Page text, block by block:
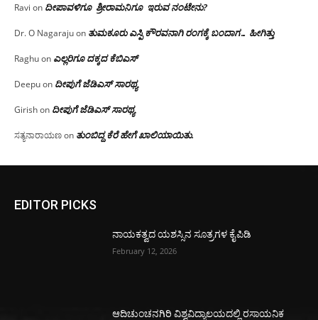
Ravi on ದೀಪಾವಳಿಗೂ ಶ್ರೀರಾಮನಿಗೂ ಇರುವ ನಂಟೇನು?
Dr. O Nagarajuon ತುಮಕೂರು ಎಸ್ಪಿ ಕೌರವನಾಗಿ ರಂಗಕ್ಕೆ ಬಂದಾಗ… ಹೀಗಿತ್ತು
Raghuon ಎಲ್ಲರಿಗೂ ದಕ್ಕದ ಕೆಬಿಎಸ್
Deepuon ದೀಪುಗೆ ಜೆಡಿಎಸ್ ಸಾರಥ್ಯ
Girishon ದೀಪುಗೆ ಜೆಡಿಎಸ್ ಸಾರಥ್ಯ
ಸತ್ಯನಾರಾಯಣon ತುಂಬಿದ್ದ ಕೆರೆ ಹೇಗೆ ಖಾಲಿಯಾಯಿತು.
EDITOR PICKS
ನಾಯಕತ್ವದ ಯಶಸ್ಸಿನ ಸೂತ್ರಗಳ ಕೈಪಿಡಿ
February 12, 2026
ಆದಿಚುಂಚನಗಿರಿ ವಿಶ್ವವಿದ್ಯಾಲಯದಲ್ಲಿ ರಸಾಯನಿಕ